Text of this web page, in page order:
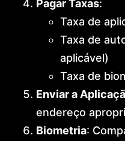
Pagar Taxas:
Taxa de
Taxa de
aplicável)
Taxa de
Enviar a
endereço
Biometria: